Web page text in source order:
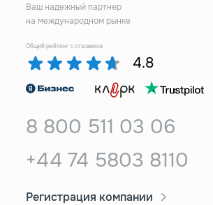
Ваш надежный партнер
на международном рынке
Общий рейтинг с отзовиков
4.8
8 800 511 03 06
+44 74 5803 8110
Регистрация компании